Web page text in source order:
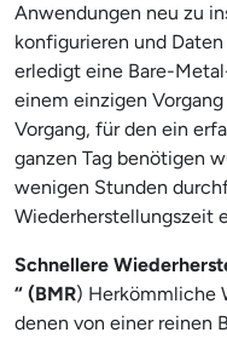
Anwendungen neu zu
konfigurieren und
erledigt eine Bare-
einem einzigen
Vorgang, für den ein
ganzen Tag benötigen
wenigen Stunden
Wiederherstellungszeit
Schnellere
“ (BMR) Herkömmliche
denen von einer reinen